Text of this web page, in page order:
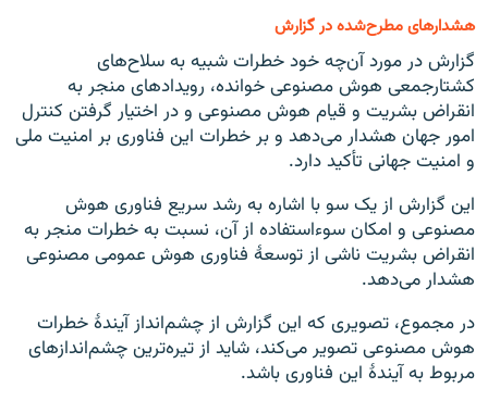
هشدارهای مطرح‌شده در گزارش
گزارش در مورد آن‌چه خود خطرات شبیه به سلاح‌های
کشتارجمعی هوش مصنوعی خوانده، رویدادهای منجر به
انقراض بشریت و قیام هوش مصنوعی و در اختیار گرفتن کنترل
امور جهان هشدار می‌دهد و بر خطرات این فناوری بر امنیت ملی
و امنیت جهانی تأکید دارد.
این گزارش از یک‌ سو با اشاره به رشد سریع فناوری هوش
مصنوعی و امکان سوءاستفاده از آن، نسبت به خطرات منجر به
انقراض بشریت ناشی از توسعهٔ فناوری هوش عمومی مصنوعی
هشدار می‌دهد.
در مجموع، تصویری که این گزارش از چشم‌انداز آیندهٔ خطرات
هوش مصنوعی تصویر می‌کند، شاید از تیره‌ترین چشم‌اندازهای
مربوط به آیندهٔ این فناوری باشد.